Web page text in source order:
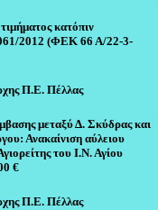
κατόπιν
2012 (ΦΕΚ 66 Α/22-3-
Π.Ε. Πέλλας
μεταξύ Δ. Σκύδρας και
Ανακαίνιση αύλειου
του Ι.Ν. Αγίου
€
Π.Ε. Πέλλας